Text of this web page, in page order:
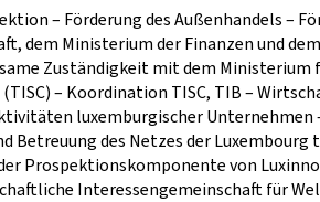
– Förderung des Außenhandels –
dem Ministerium der Finanzen und
Zuständigkeit mit dem Ministerium
– Koordination TISC, TIB –
luxemburgischer
Betreuung des Netzes der Luxembourg
Prospektionskomponente von
Interessengemeinschaft für